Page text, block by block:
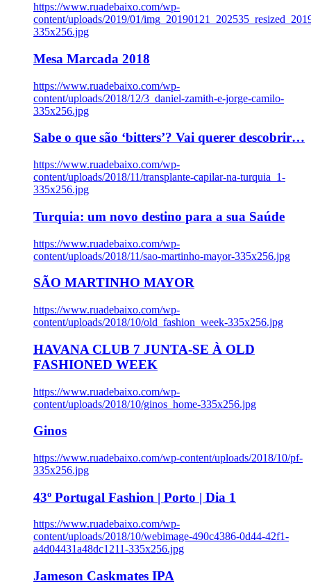
https://www.ruadebaixo.com/wp-
content/uploads/2019/01/
335x256.jpg
Mesa Marcada 2018
https://www.ruadebaixo.com/wp-
content/uploads/2018/12/3_daniel-zamith-e-jorge-camilo-
335x256.jpg
Sabe o que são ‘bitters’? Vai querer descobrir…
https://www.ruadebaixo.com/wp-
content/uploads/2018/11/transplante-capilar-na-turquia_1-
335x256.jpg
Turquia: um novo destino para a sua Saúde
https://www.ruadebaixo.com/wp-
content/uploads/2018/11/sao-martinho-mayor-335x256.jpg
SÃO MARTINHO MAYOR
https://www.ruadebaixo.com/wp-
content/uploads/2018/10/old_fashion_week-335x256.jpg
HAVANA CLUB 7 JUNTA-SE À OLD
FASHIONED WEEK
https://www.ruadebaixo.com/wp-
content/uploads/2018/10/ginos_home-335x256.jpg
Ginos
https://www.ruadebaixo.com/wp-content/uploads/2018/10/pf-
335x256.jpg
43º Portugal Fashion | Porto | Dia 1
https://www.ruadebaixo.com/wp-
content/uploads/2018/10/webimage-490c4386-0d44-42f1-
a4d04431a48dc1211-335x256.jpg
Jameson Caskmates IPA